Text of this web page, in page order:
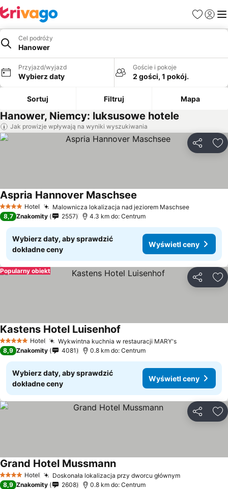
Ulubione
Cel podróży
Hanower
Przyjazd/wyjazd
Wybierz daty
Goście i pokoje
2 gości, 1 pokój.
Sortuj Filtruj Mapa
Hanower, Niemcy: luksusowe hotele
Jak prowizje wpływają na wyniki wyszukiwania
4 KategoriaHotel Malownicza lokalizacja nad jeziorem Maschsee
Aspria Hannover Maschsee
8,7 Znakomity 2557 4.3 km do: Centrum
Wybierz daty, aby sprawdzić
dokładne ceny
Wyświetl ceny
Popularny obiekt
5 KategoriaHotel Wykwintna kuchnia w restauracji MARY's
Kastens Hotel Luisenhof
8,9 Znakomity 4081 0.8 km do: Centrum
Wybierz daty, aby sprawdzić
dokładne ceny
Wyświetl ceny
4 KategoriaHotel Doskonała lokalizacja przy dworcu głównym
Grand Hotel Mussmann
8,9 Znakomity 2608 0.8 km do: Centrum